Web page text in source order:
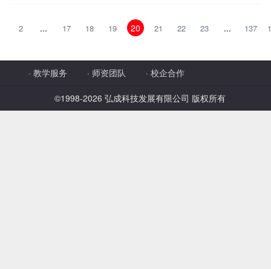
2 ... 17 18 19 20 21 22 23 ... 137
· 教学服务 · 师资团队 · 校企合作
©1998-2026 弘成科技发展有限公司 版权所有